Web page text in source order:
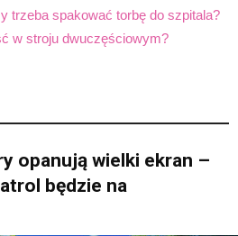
trzeba spakować torbę do szpitala?
w stroju dwuczęściowym?
opanują wielki ekran –
będzie na